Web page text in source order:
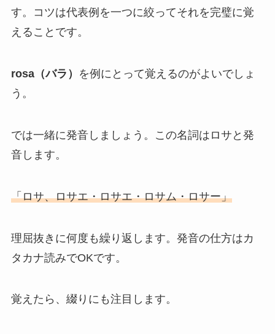
す。コツは代表例を一つに絞ってそれを完璧に覚
えることです。
rosa（バラ）
を例にとって覚えるのがよいでしょ
う。
では一緒に発音しましょう。この名詞はロサと発
音します。
「ロサ、ロサエ・ロサエ・ロサム・ロサー」
理屈抜きに何度も繰り返します。発音の仕方はカ
タカナ読みでOKです。
覚えたら、綴りにも注目します。